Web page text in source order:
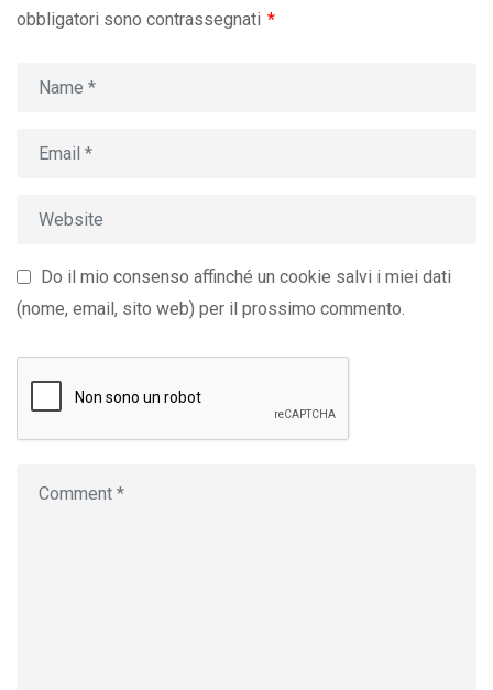
obbligatori sono contrassegnati *
Do il mio consenso affinché un cookie salvi i miei dati
(nome, email, sito web) per il prossimo commento.